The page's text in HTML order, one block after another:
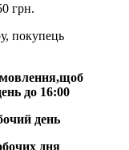
грн.
покупець
до 16:00
день
дня